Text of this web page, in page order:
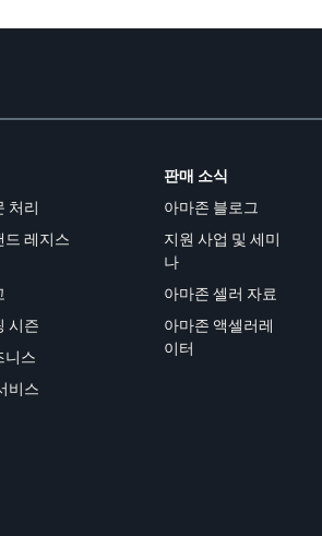
처리
드 레지스
시즌
니스
비스
판매 소식
아마존 블로그
지원 사업 및 세미
나
아마존 셀러 자료
아마존 액셀러레
이터